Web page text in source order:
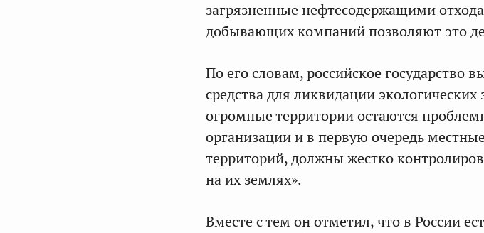
загрязненные нефтесодержащими
добывающих компаний позволяют это
По его словам, российское государство
средства для ликвидации
огромные территории остаются
организации и в первую очередь
территорий, должны жестко
на их землях».
Вместе с тем он отметил, что в России